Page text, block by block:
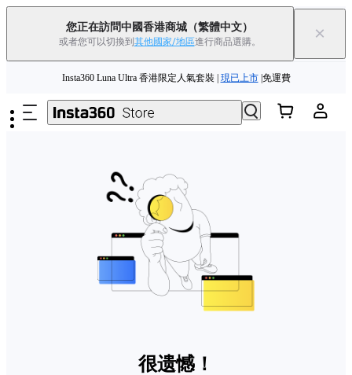
您正在訪問中國香港商城 （繁體中文）
或者您可以切換到 其他國家/地區進行商品選購。 ×
舊機換新機，享現金回饋或優惠券|了解更多
Insta360 Luna Ultra 香港限定人氣套裝 | 現已上市|免運費
很遗憾！